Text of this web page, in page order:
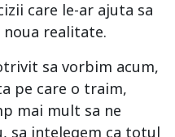
care le-ar ajuta sa
noua realitate.
sa vorbim acum,
pe care o traim,
mai mult sa ne
sa intelegem ca totul